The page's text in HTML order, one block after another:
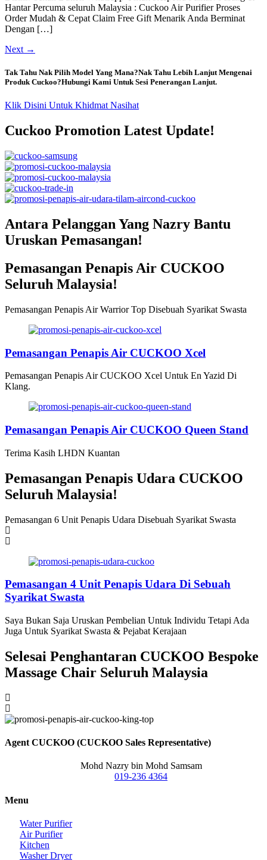
Hantar Percuma seluruh Malaysia : Cuckoo Air Purifier Proses
Order Mudah & Cepat Claim Free Gift Menarik Anda Berminat
Dengan […]
Next →
Tak Tahu Nak Pilih Model Yang Mana?Nak Tahu Lebih Lanjut Mengenai
Produk Cuckoo?Hubungi Kami Untuk Sesi Penerangan Lanjut.
Klik Disini Untuk Khidmat Nasihat
Cuckoo Promotion Latest Update!
Antara Pelanggan Yang Nazry Bantu
Uruskan Pemasangan!
Pemasangan Penapis Air CUCKOO
Seluruh Malaysia!
Pemasangan Penapis Air Warrior Top Disebuah Syarikat Swasta
Pemasangan Penapis Air CUCKOO Xcel
Pemasangan Penapis Air CUCKOO Xcel Untuk En Yazid Di
Klang.
Pemasangan Penapis Air CUCKOO Queen Stand
Terima Kasih LHDN Kuantan
Pemasangan Penapis Udara CUCKOO
Seluruh Malaysia!
Pemasangan 6 Unit Penapis Udara Disebuah Syarikat Swasta
Pemasangan 4 Unit Penapis Udara Di Sebuah
Syarikat Swasta
Saya Bukan Saja Uruskan Pembelian Untuk Individu Tetapi Ada
Juga Untuk Syarikat Swasta & Pejabat Kerajaan
Selesai Penghantaran CUCKOO Bespoke
Massage Chair Seluruh Malaysia
Agent CUCKOO (CUCKOO Sales Representative)
Mohd Nazry bin Mohd Samsam
019-236 4364
Menu
Water Purifier
Air Purifier
Kitchen
Washer Dryer